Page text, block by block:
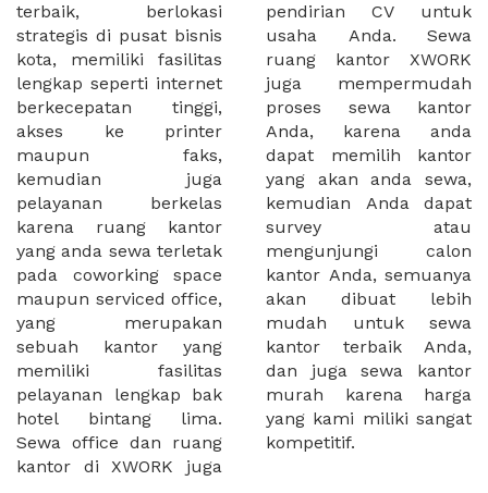
terbaik, berlokasi
strategis di pusat bisnis
kota, memiliki fasilitas
lengkap seperti internet
berkecepatan tinggi,
akses ke printer
maupun faks,
kemudian juga
pelayanan berkelas
karena ruang kantor
yang anda sewa terletak
pada coworking space
maupun serviced office,
yang merupakan
sebuah kantor yang
memiliki fasilitas
pelayanan lengkap bak
hotel bintang lima.
Sewa office dan ruang
kantor di XWORK juga
pendirian CV untuk
usaha Anda. Sewa
ruang kantor XWORK
juga mempermudah
proses sewa kantor
Anda, karena anda
dapat memilih kantor
yang akan anda sewa,
kemudian Anda dapat
survey atau
mengunjungi calon
kantor Anda, semuanya
akan dibuat lebih
mudah untuk sewa
kantor terbaik Anda,
dan juga sewa kantor
murah karena harga
yang kami miliki sangat
kompetitif.